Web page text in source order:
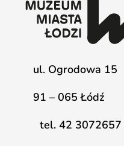
ul. Ogrodowa 15
91 – 065 Łódź
tel. 42 3072657